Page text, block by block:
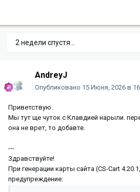
2 недели спустя...
AndreyJ
Опубликовано 15 Июня, 2026 в
Приветствую.
Мы тут ще чуток с Клавдией нарыли.
она не врет, то добавте.
---
Здравствуйте!
При генерации карты сайта (CS-Cart
предупреждение: